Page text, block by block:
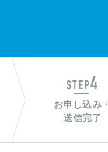
お申し込み・
送信完了